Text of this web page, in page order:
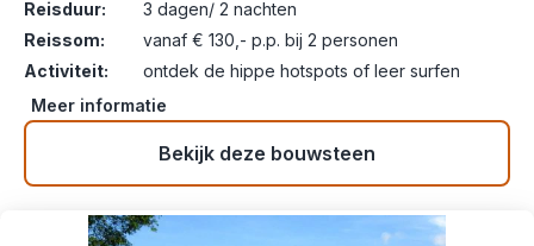
Reisduur:
3 dagen/ 2 nachten
Reissom:
vanaf € 130,- p.p. bij 2 personen
Activiteit:
ontdek de hippe hotspots of leer surfen
Meer informatie
Bekijk deze bouwsteen